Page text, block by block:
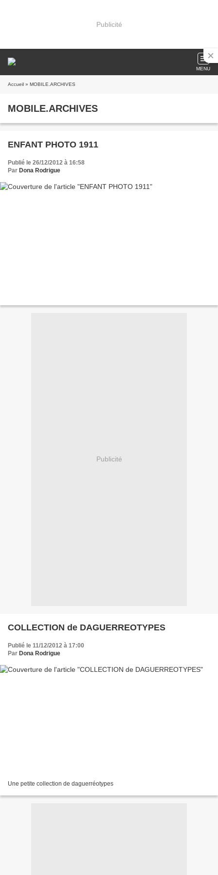
Publicité
MENU
Accueil » MOBILE.ARCHIVES
MOBILE.ARCHIVES
ENFANT PHOTO 1911
Publié le 26/12/2012 à 16:58
Par Dona Rodrigue
Publicité
COLLECTION de DAGUERREOTYPES
Publié le 11/12/2012 à 17:00
Par Dona Rodrigue
Une petite collection de daguerréotypes